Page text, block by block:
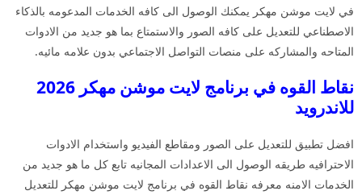
في لايت موشن مهكر يمكنك الوصول الى كافه الخدمات المدعومه بالذكاء
الاصطناعي للتعديل على كافه الصور والاستمتاع بما هو جديد من الادوات
المتاحه والمشاركه على منصات التواصل الاجتماعي بدون علامه مائيه.
نقاط القوه في برنامج لايت موشن مهكر 2026
للاندرويد
افضل تطبيق للتعديل على الصور ومقاطع الفيديو واستخدام الادوات
الاحترافيه طريقه الوصول الى الاعدادات المجانيه تابع كل ما هو جديد من
الخدمات الامنه معرفه نقاط القوه في برنامج لايت موشن مهكر للتعديل